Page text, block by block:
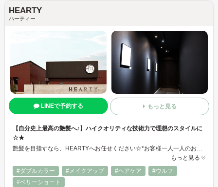
HEARTY
ハーティー
LINEで予約する もっと見る
【自分史上最高の艶髪へ♪】ハイクオリティな技術力で理想のスタイルに
☆★
艶髪を目指すなら、HEARTYへお任せください☆*お客様一人一人のお悩みを丁寧にカウンセリングして、ベテランスタッフが確かな技術力でお客様にご満足いただけるスタイルを作り上げます♪髪のケアにも力を入れており、理想的な艶髪を実現致します★お客様の髪やお肌を第一に考え、厳選した安全な薬剤を使用しているので安心です♪
もっと見る
#ダブルカラー
#メイクアップ #ヘアケア
#ウルフ
#ベリーショート